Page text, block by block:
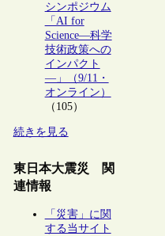
シンポジウム
「AI for
Science―科学
技術政策への
インパクト
―」（9/11・
オンライン）
（105）
続きを見る
東日本大震災 関
連情報
「災害」に関
する当サイト